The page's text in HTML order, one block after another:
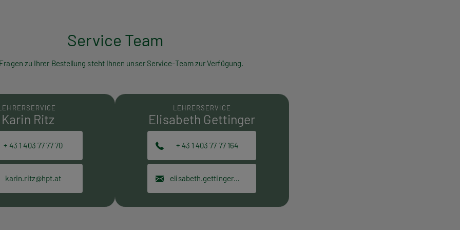
Service Team
zu Ihrer Bestellung steht Ihnen unser Service-Team zur Verfügung.
Karin Ritz
+ 43 1 403 77 77 70
karin.ritz@hpt.at
LEHRERSERVICE
Elisabeth Gettinger
+ 43 1 403 77 77 164
elisabeth.gettinger@hpt.at